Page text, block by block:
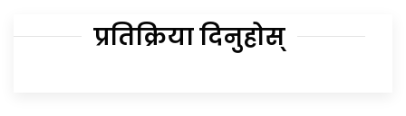
प्रतिक्रिया दिनुहोस्